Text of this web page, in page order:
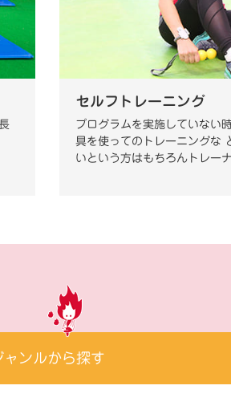
セルフトレーニング
プログラムを実施していない
具を使ってのトレーニングな
いという方はもちろんトレー
ャンルから探す